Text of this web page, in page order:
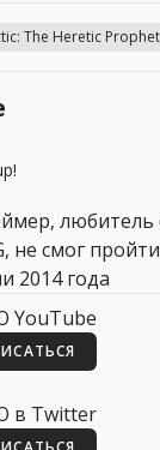
The Heretic Prophet
не смог
2014 года
YouTube
в Twitter